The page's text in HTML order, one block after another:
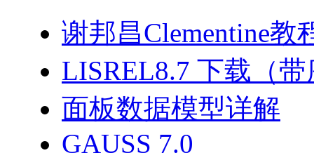
谢邦昌Clementine教
LISREL8.7 下载（
面板数据模型详解
GAUSS 7.0